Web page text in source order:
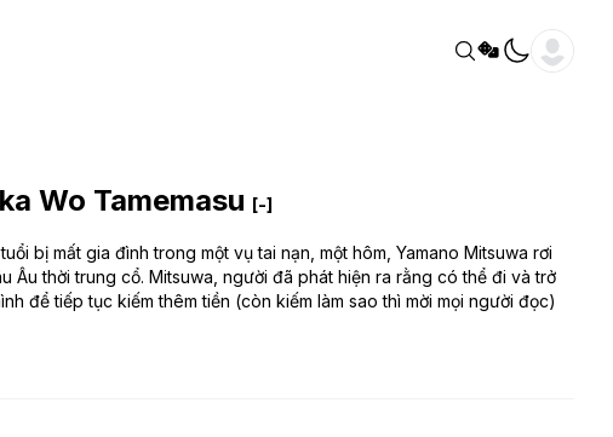
Wo Tamemasu [-]
bị mất gia đình trong một vụ tai nạn, một hôm, Yamano Mitsuwa rơi
Âu thời trung cổ. Mitsuwa, người đã phát hiện ra rằng có thể đi và trở
để tiếp tục kiếm thêm tiền (còn kiếm làm sao thì mời mọi người đọc)